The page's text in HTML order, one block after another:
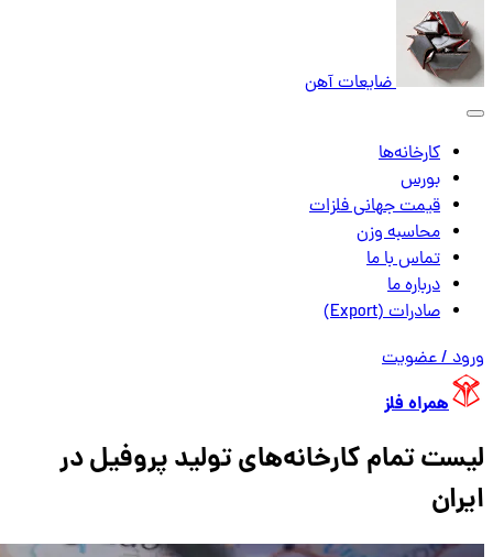
ضایعات آهن
کارخانه‌ها
بورس
قیمت جهانی فلزات
محاسبه وزن
تماس با ما
درباره ما
صادرات (Export)
ورود / عضویت
همراه فلز
لیست تمام کارخانه‌های تولید پروفیل در
ایران